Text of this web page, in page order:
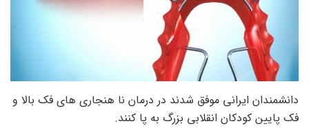
دانشمندان ایرانی موفق شدند در درمان نا هنجاری های فک بالا و
فک پایین کودکان انقلابی بزرگ به پا کنند.